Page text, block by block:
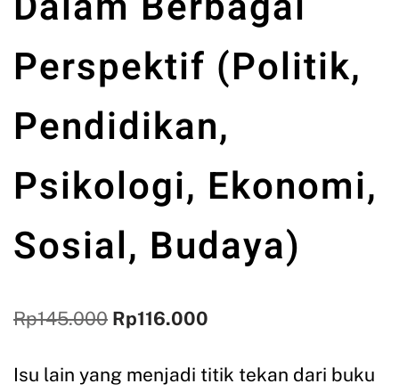
Perspektif (Politik,
Pendidikan,
Psikologi, Ekonomi,
Sosial, Budaya)
Rp145.000 Rp116.000
Isu lain yang menjadi titik tekan dari buku